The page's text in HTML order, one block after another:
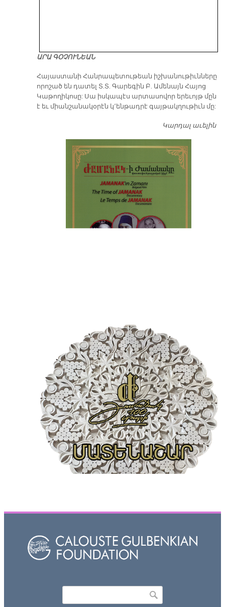
ԱՐԱ ԳՕՉՈՒՆԵԱՆ
​Հայաստանի Հանրապետութեան իշխանութիւնները
որոշած են դատել Տ.Տ. Գարեգին Բ. Ամենայն Հայոց
Կաթողիկոսը: Սա իսկապէս արտասովոր երեւոյթ մըն
է եւ միանշանակօրէն կ՚ենթադրէ գայթակղութիւն մը:
Կարդալ աւելին